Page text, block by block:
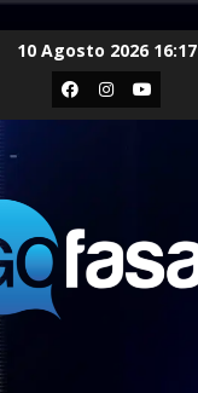
10 Agosto 2026 16:17
Facebook
Instagram
Youtube